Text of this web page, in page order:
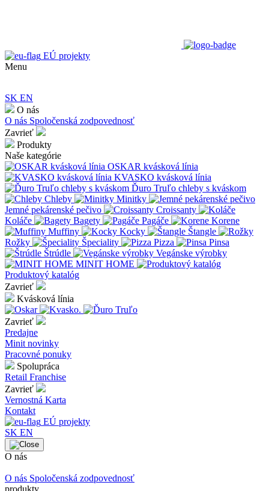
EÚ projekty
Menu
SK EN
O nás
O nás Spoločenská zodpovednosť
Zavrieť
Produkty
Naše kategórie
OSKAR kvásková línia
KVASKO kvásková línia
Ďuro Truľo chleby s kváskom
Chleby
Minitky
Jemné pekárenské pečivo
Croissanty
Koláče
Bagety Pagáče
Korene
Muffiny
Kocky
Štangle
Rožky
Špeciality Pizza
Pinsa
Štrúdle
Vegánske výrobky
MINIT HOME
Produktový katalóg
Zavrieť
Kvásková línia
Zavrieť
Predajne
Minit novinky
Pracovné ponuky
Spolupráca
Retail Franchise
Zavrieť
Vernostná Karta
Kontakt
EÚ projekty
SK EN
O nás
O nás Spoločenská zodpovednosť
produkty